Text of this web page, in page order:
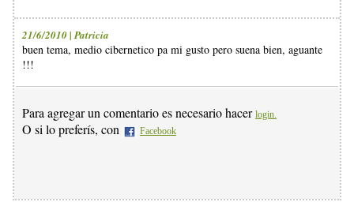
21/6/2010 | Patricia
buen tema, medio cibernetico pa mi gusto pero suena bien, aguante
!!!
Para agregar un comentario es necesario hacer login.
O si lo preferís, con Facebook